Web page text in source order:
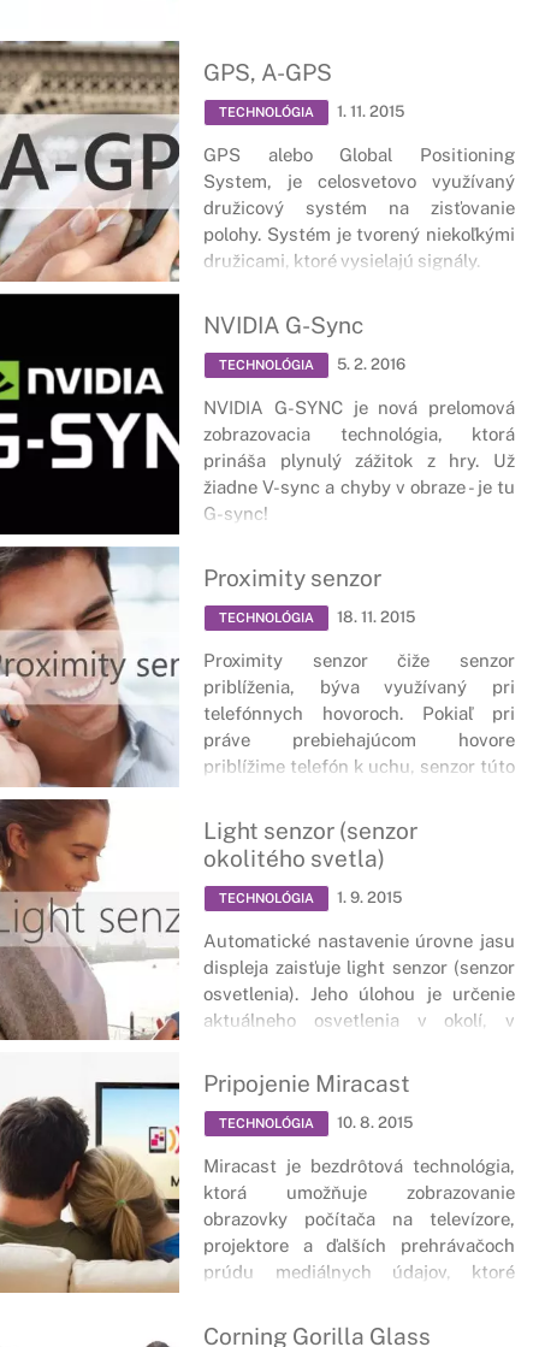
GPS, A-GPS
TECHNOLÓGIA 1. 11. 2015
GPS alebo Global Positioning
System, je celosvetovo využívaný
družicový systém na zisťovanie
polohy. Systém je tvorený niekoľkými
družicami, ktoré vysielajú signály.
NVIDIA G-Sync
TECHNOLÓGIA 5. 2. 2016
NVIDIA G-SYNC je nová prelomová
zobrazovacia technológia, ktorá
prináša plynulý zážitok z hry. Už
žiadne V-sync a chyby v obraze - je tu
G-sync!
Proximity senzor
TECHNOLÓGIA 18. 11. 2015
Proximity senzor čiže senzor
priblíženia, býva využívaný pri
telefónnych hovoroch. Pokiaľ pri
práve prebiehajúcom hovore
priblížime telefón k uchu, senzor túto
automatickému uzamknutiu displeja.
Light senzor (senzor
okolitého svetla)
TECHNOLÓGIA 1. 9. 2015
Automatické nastavenie úrovne jasu
displeja zaisťuje light senzor (senzor
osvetlenia). Jeho úlohou je určenie
aktuálneho osvetlenia v okolí, v
Pripojenie Miracast
TECHNOLÓGIA 10. 8. 2015
Miracast je bezdrôtová technológia,
ktorá umožňuje zobrazovanie
obrazovky počítača na televízore,
projektore a ďalších prehrávačoch
prúdu mediálnych údajov, ktoré
Corning Gorilla Glass